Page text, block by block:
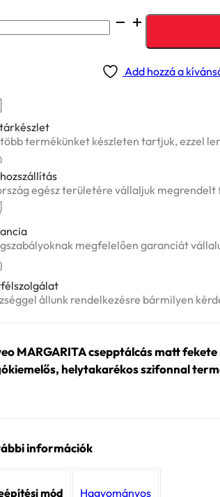
Add hozzá a
termékünket készleten tartjuk, ezzel
egész területére vállaljuk
megfelelően garanciát
állunk rendelkezésre bármilyen
MARGARITA csepptálcás matt
helytakarékos szifonnal
információk
mód Hagyományos